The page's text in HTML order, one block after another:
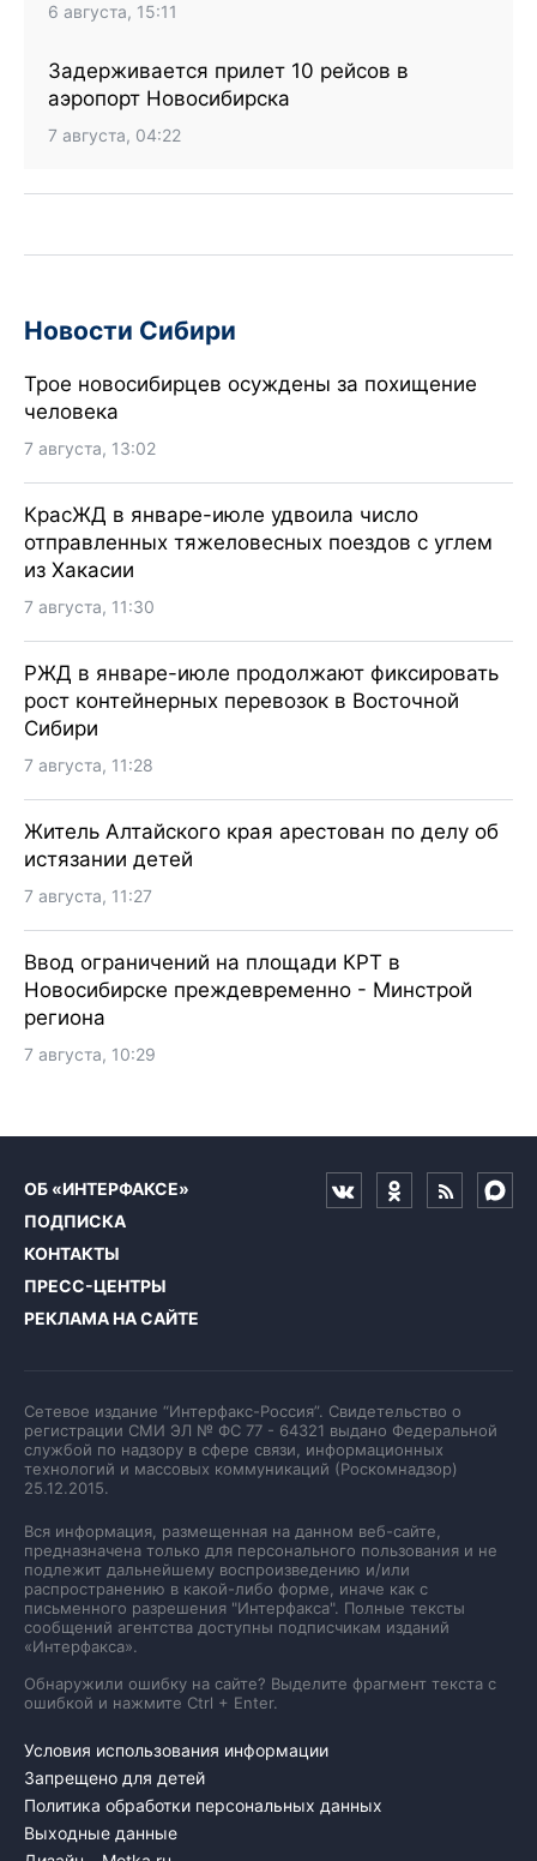
6 августа, 15:11
Задерживается прилет 10 рейсов в
аэропорт Новосибирска
7 августа, 04:22
Новости Сибири
Трое новосибирцев осуждены за похищение
человека
7 августа, 13:02
КрасЖД в январе-июле удвоила число
отправленных тяжеловесных поездов с углем
из Хакасии
7 августа, 11:30
РЖД в январе-июле продолжают фиксировать
рост контейнерных перевозок в Восточной
Сибири
7 августа, 11:28
Житель Алтайского края арестован по делу об
истязании детей
7 августа, 11:27
Ввод ограничений на площади КРТ в
Новосибирске преждевременно - Минстрой
региона
7 августа, 10:29
ОБ «ИНТЕРФАКСЕ»
ПОДПИСКА
КОНТАКТЫ
ПРЕСС-ЦЕНТРЫ
РЕКЛАМА НА САЙТЕ
Сетевое издание “Интерфакс-Россия”. Свидетельство о
регистрации СМИ ЭЛ № ФС 77 - 64321 выдано Федеральной
службой по надзору в сфере связи, информационных
технологий и массовых коммуникаций (Роскомнадзор)
25.12.2015.
Вся информация, размещенная на данном веб-сайте,
предназначена только для персонального пользования и не
подлежит дальнейшему воспроизведению и/или
распространению в какой-либо форме, иначе как с
письменного разрешения "Интерфакса". Полные тексты
сообщений агентства доступны подписчикам изданий
«Интерфакса».
Обнаружили ошибку на сайте? Выделите фрагмент текста с
ошибкой и нажмите Ctrl + Enter.
Условия использования информации
Запрещено для детей
Политика обработки персональных данных
Выходные данные